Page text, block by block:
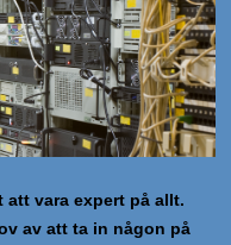
att vara expert på allt.
av att ta in någon på